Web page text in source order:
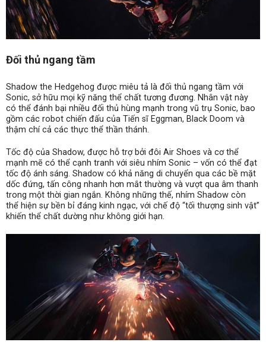
Đối thủ ngang tầm
Shadow the Hedgehog được miêu tả là đối thủ ngang tầm với
Sonic, sở hữu mọi kỹ năng thể chất tương đương. Nhân vật này
có thể đánh bại nhiều đối thủ hùng mạnh trong vũ trụ Sonic, bao
gồm các robot chiến đấu của Tiến sĩ Eggman, Black Doom và
thậm chí cả các thực thể thần thánh.
Tốc độ của Shadow, được hỗ trợ bởi đôi Air Shoes và cơ thể
mạnh mẽ có thể cạnh tranh với siêu nhím Sonic – vốn có thể đạt
tốc độ ánh sáng. Shadow có khả năng di chuyển qua các bề mặt
dốc đứng, tấn công nhanh hơn mắt thường và vượt qua âm thanh
trong một thời gian ngắn. Không những thế, nhím Shadow còn
thể hiện sự bền bỉ đáng kinh ngạc, với chế độ “tối thượng sinh vật”
khiến thể chất dường như không giới hạn.